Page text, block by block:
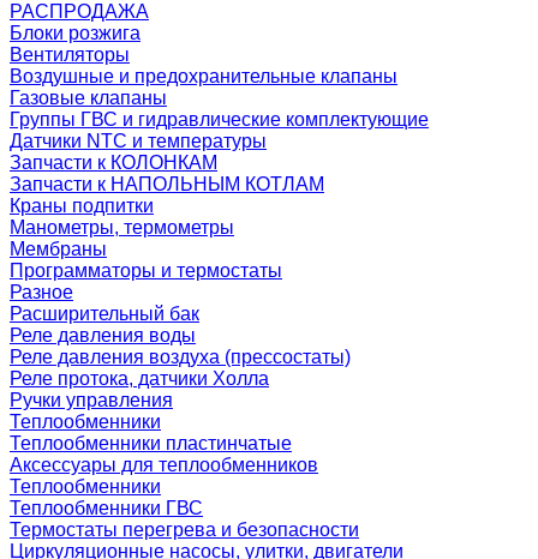
РАСПРОДАЖА
Блоки розжига
Вентиляторы
Воздушные и предохранительные клапаны
Газовые клапаны
Группы ГВС и гидравлические комплектующие
Датчики NTC и температуры
Запчасти к КОЛОНКАМ
Запчасти к НАПОЛЬНЫМ КОТЛАМ
Краны подпитки
Манометры, термометры
Мембраны
Программаторы и термостаты
Разное
Расширительный бак
Реле давления воды
Реле давления воздуха (прессостаты)
Реле протока, датчики Холла
Ручки управления
Теплообменники
Теплообменники пластинчатые
Аксессуары для теплообменников
Теплообменники
Теплообменники ГВС
Термостаты перегрева и безопасности
Циркуляционные насосы, улитки, двигатели